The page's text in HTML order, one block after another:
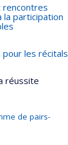
rencontres
la participation
les récitals
réussite
de pairs-